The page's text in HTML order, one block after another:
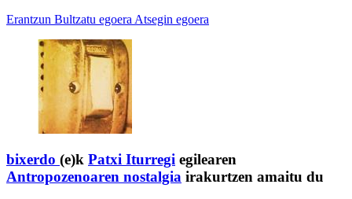
Erantzun Bultzatu egoera Atsegin egoera
bixerdo (e)k Patxi Iturregi egilearen
Antropozenoaren nostalgia irakurtzen amaitu du